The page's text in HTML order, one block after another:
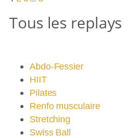
Tous les replays
Abdo-Fessier
HIIT
Pilates
Renfo musculaire
Stretching
Swiss Ball